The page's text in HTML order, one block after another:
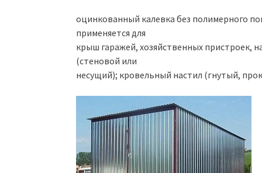
оцинкованный калевка без полимерного
применяется для
крыш гаражей, хозяйственных пристроек,
(стеновой или
несущий); кровельный настил (гнутый,